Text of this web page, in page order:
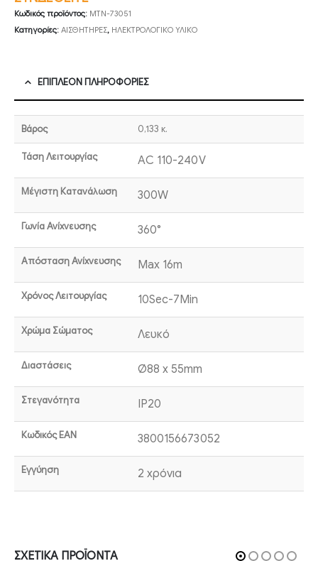
Κωδικός προϊόντος: MTN-73051
Κατηγορίες: ΑΙΣΘΗΤΗΡΕΣ, ΗΛΕΚΤΡΟΛΟΓΙΚΟ ΥΛΙΚΟ
ΕΠΙΠΛΈΟΝ ΠΛΗΡΟΦΟΡΊΕΣ
Βάρος 0,133 κ.
Τάση Λειτουργίας AC 110-240V
Μέγιστη Κατανάλωση 300W
Γωνία Ανίχνευσης 360°
Απόσταση Ανίχνευσης Max 16m
Χρόνος Λειτουργίας 10Sec-7Min
Χρώμα Σώματος Λευκό
Διαστάσεις Ø88 x 55mm
Στεγανότητα IP20
Κωδικός EAN 3800156673052
Εγγύηση 2 χρόνια
ΣΧΕΤΙΚΆ ΠΡΟΪΌΝΤΑ